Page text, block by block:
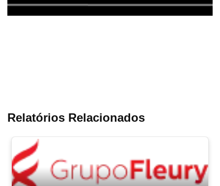
Relatórios Relacionados